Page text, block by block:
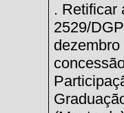
. Retificar
2529/